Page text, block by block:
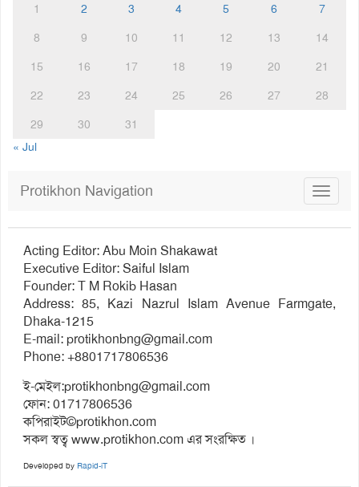
1 2 3 4 5 6
7
8
9 10 11 12 13
14
15
16 17 18 19 20
21
22
23 24 25 26 27
28
29
30
31
« Jul
Toggle
Protikhon Navigation
Acting Editor: Abu Moin Shakawat
Executive Editor: Saiful Islam
Founder: T M Rokib Hasan
Address: 85, Kazi Nazrul Islam Avenue Farmgate,
Dhaka-1215
E-mail:protikhonbng@gmail.com
Phone: +8801717806536
ই-মেইল:protikhonbng@gmail.com
ফোন: 01717806536
কপিরাইট©protikhon.com
সকল স্বত্ব www.protikhon.com এর সংরক্ষিত ।
Developed by Rapid-iT